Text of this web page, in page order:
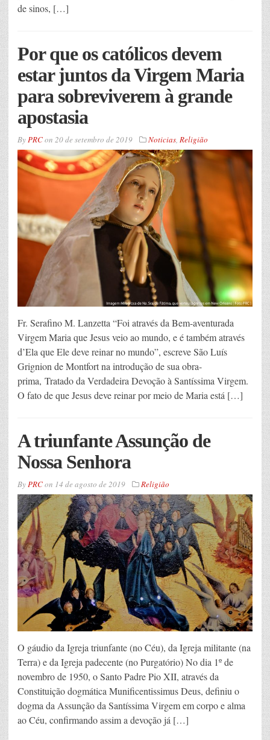
de sinos, […]
Por que os católicos devem
estar juntos da Virgem Maria
para sobreviverem à grande
apostasia
ByPRCon 20 de setembro de 2019 Noticias, Religião
Fr. Serafino M. Lanzetta “Foi através da Bem-aventurada
Virgem Maria que Jesus veio ao mundo, e é também através
d’Ela que Ele deve reinar no mundo”, escreve São Luís
Grignion de Montfort na introdução de sua obra-
prima, Tratado da Verdadeira Devoção à Santíssima Virgem.
O fato de que Jesus deve reinar por meio de Maria está […]
A triunfante Assunção de
Nossa Senhora
ByPRCon 14 de agosto de 2019 Religião
O gáudio da Igreja triunfante (no Céu), da Igreja militante (na
Terra) e da Igreja padecente (no Purgatório) No dia 1º de
novembro de 1950, o Santo Padre Pio XII, através da
Constituição dogmática Munificentissimus Deus, definiu o
dogma da Assunção da Santíssima Virgem em corpo e alma
ao Céu, confirmando assim a devoção já […]